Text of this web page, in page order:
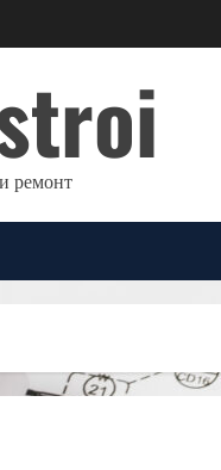
ремонт